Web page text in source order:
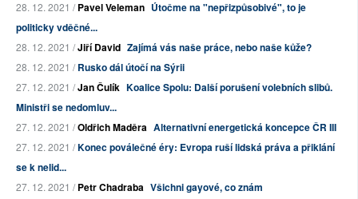
28. 12. 2021 /Pavel Veleman Útočme na "nepřizpůsobivé", to je
politicky vděčné...
28. 12. 2021 /Jiří David Zajímá vás naše práce, nebo naše kůže?
28. 12. 2021 /Rusko dál útočí na Sýrii
27. 12. 2021 /Jan Čulík Koalice Spolu: Další porušení volebních slibů.
Ministři se nedomluv...
27. 12. 2021 /Oldřich Maděra Alternativní energetická koncepce ČR III
27. 12. 2021 /Konec poválečné éry: Evropa ruší lidská práva a přiklání
se k nelid...
27. 12. 2021 /Petr Chadraba Všichni gayové, co znám